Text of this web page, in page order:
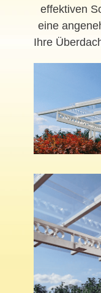
effektiven
eine
Ihre